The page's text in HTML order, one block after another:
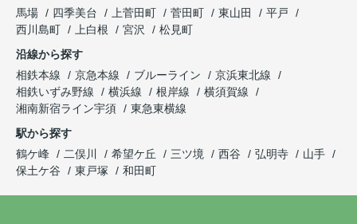
馬場
四季美台 上菅田町 菅田町 東山田
平戸
西川島町
上白根 宮沢
松見町
沿線から探す
相鉄本線
京急本線 ブルーライン
京浜東北線
相鉄いずみ野線
横浜線 根岸線
横須賀線
湘南新宿ライン宇須
東急東横線
駅から探す
鶴ケ峰
二俣川 希望ケ丘 三ツ境 西谷 弘明寺
山手
保土ケ谷
東戸塚 和田町